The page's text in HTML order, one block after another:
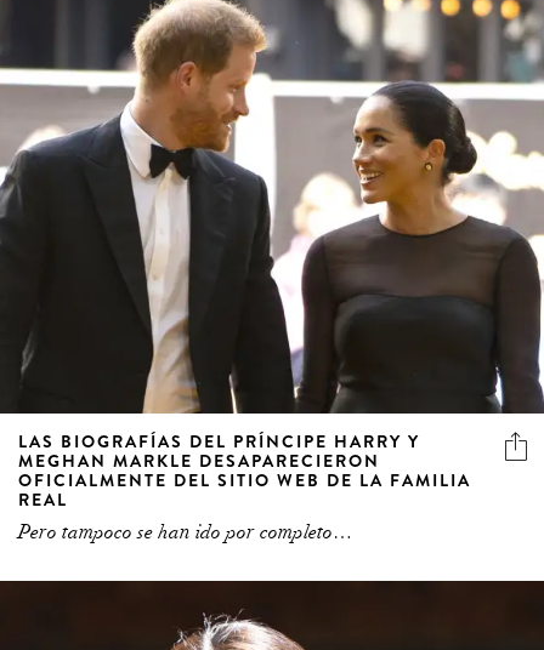
LAS BIOGRAFÍAS DEL PRÍNCIPE HARRY Y
MEGHAN MARKLE DESAPARECIERON
OFICIALMENTE DEL SITIO WEB DE LA FAMILIA
REAL
Pero tampoco se han ido por completo…